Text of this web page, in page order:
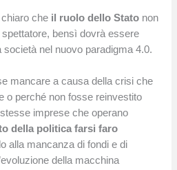
che il ruolo dello Stato non
bensì dovrà essere
società nel nuovo paradigma 4.0.
mancare a causa della crisi che
o perché non fosse reinvestito
imprese che operano
della politica farsi faro
alla mancanza di fondi e di
della macchina